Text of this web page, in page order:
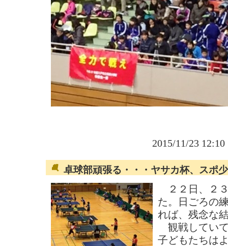
2015/11/23
卓球部頑張る・・・ヤサカ杯、スポ
２２日、２
た。日ごろの
れば、残念な
観戦してい
子どもたちは